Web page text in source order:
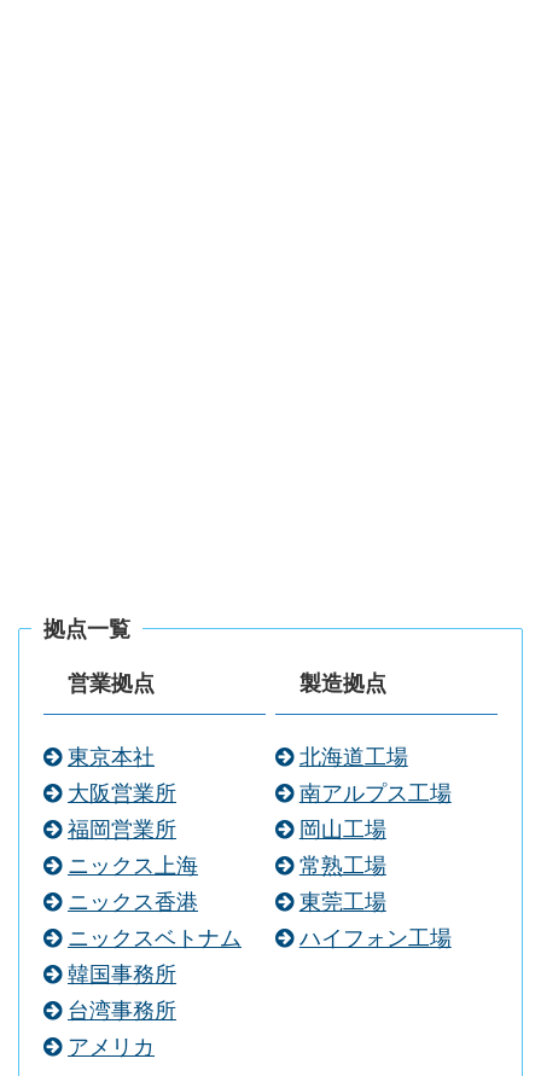
拠点一覧
営業拠点
東京本社
大阪営業所
福岡営業所
ニックス上海
ニックス香港
ニックスベトナム
韓国事務所
台湾事務所
アメリカ
製造拠点
北海道工場
南アルプス工場
岡山工場
常熟工場
東莞工場
ハイフォン工場